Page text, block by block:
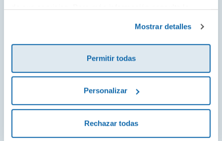
Mostrar detalles
Permitir todas
Personalizar
Rechazar todas
la observación, la memoria y la lógica. El
desarrollo cognitivo es el protagonista en su
cuidada selección de juegos.